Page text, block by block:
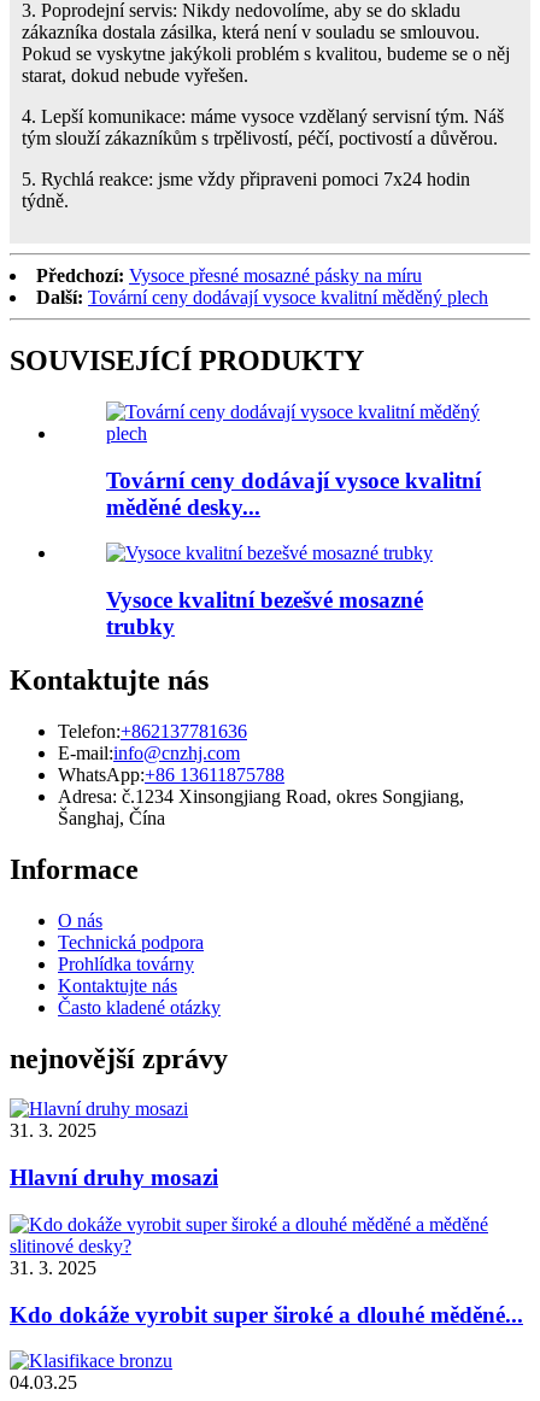
3. Poprodejní servis: Nikdy nedovolíme, aby se do skladu
zákazníka dostala zásilka, která není v souladu se smlouvou.
Pokud se vyskytne jakýkoli problém s kvalitou, budeme se o něj
starat, dokud nebude vyřešen.
4. Lepší komunikace: máme vysoce vzdělaný servisní tým. Náš
tým slouží zákazníkům s trpělivostí, péčí, poctivostí a důvěrou.
5. Rychlá reakce: jsme vždy připraveni pomoci 7x24 hodin
týdně.
Předchozí: Vysoce přesné mosazné pásky na míru
Další: Tovární ceny dodávají vysoce kvalitní měděný plech
SOUVISEJÍCÍ PRODUKTY
Tovární ceny dodávají vysoce kvalitní
měděné desky...
Vysoce kvalitní bezešvé mosazné
trubky
Kontaktujte nás
Telefon:+862137781636
E-mail:info@cnzhj.com
WhatsApp:+86 13611875788
Adresa: č.1234 Xinsongjiang Road, okres Songjiang,
Šanghaj, Čína
Informace
O nás
Technická podpora
Prohlídka továrny
Kontaktujte nás
Často kladené otázky
nejnovější zprávy
31. 3. 2025
Hlavní druhy mosazi
31. 3. 2025
Kdo dokáže vyrobit super široké a dlouhé měděné...
04.03.25